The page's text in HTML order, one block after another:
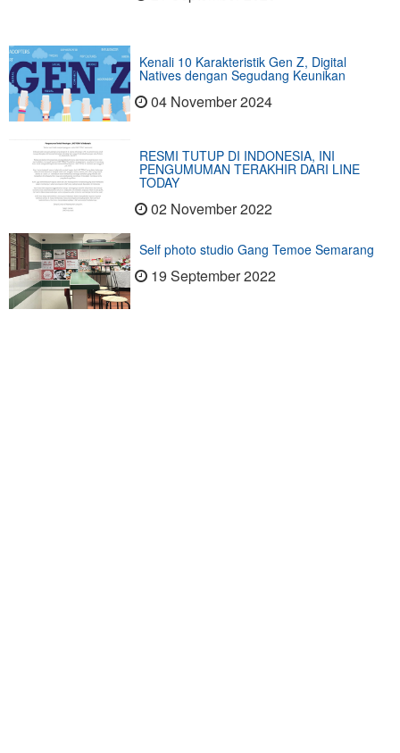
Kenali 10 Karakteristik Gen Z, Digital
Natives dengan Segudang Keunikan
04 November 2024
RESMI TUTUP DI INDONESIA, INI
PENGUMUMAN TERAKHIR DARI LINE
TODAY
02 November 2022
Self photo studio Gang Temoe Semarang
19 September 2022